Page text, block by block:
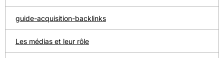
guide-acquisition-backlinks
Les médias et leur rôle